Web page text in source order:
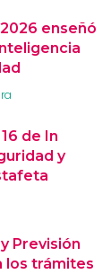
enseñó
de In
y
Previsión
los trámites